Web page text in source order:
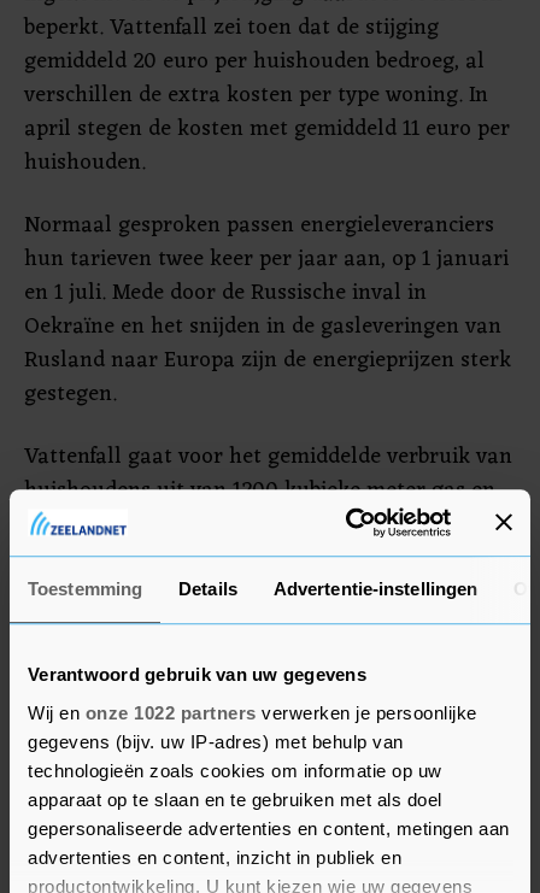
Toestemming Details Advertentie-instellingen
Verantwoord gebruik van uw gegevens
Wij en onze 1022 partners verwerken je persoonlijke
gegevens (bijv. uw IP-adres) met behulp van
technologieën zoals cookies om informatie op uw
apparaat op te slaan en te gebruiken met als doel
gepersonaliseerde advertenties en content, metingen aan
advertenties en content, inzicht in publiek en
productontwikkeling. U kunt kiezen wie uw gegevens
beperkt. Vattenfall zei toen dat de stijging
gemiddeld 20 euro per huishouden bedroeg, al
verschillen de extra kosten per type woning. In
april stegen de kosten met gemiddeld 11 euro per
huishouden.
Normaal gesproken passen energieleveranciers
hun tarieven twee keer per jaar aan, op 1 januari
en 1 juli. Mede door de Russische inval in
Oekraïne en het snijden in de gasleveringen van
Rusland naar Europa zijn de energieprijzen sterk
gestegen.
Vattenfall gaat voor het gemiddelde verbruik van
huishoudens uit van 1200 kubieke meter gas en
2250 kilowattuur aan stroom. Klanten die dat
verbruiken betalen iets meer dan 250 euro per
maand. Het van oorsprong Zweedse
energiebedrijf denkt de tarieven op 1 januari
opnieuw aan te passen en houdt vooralsnog geen
rekening met een extra tussentijdse stap.